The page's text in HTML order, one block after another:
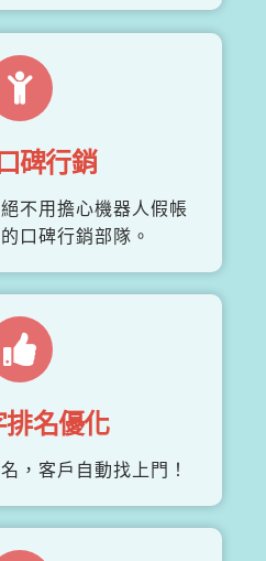
碑行銷
不用擔心機器人假帳
口碑行銷部隊。
排名優化
，客戶自動找上門！